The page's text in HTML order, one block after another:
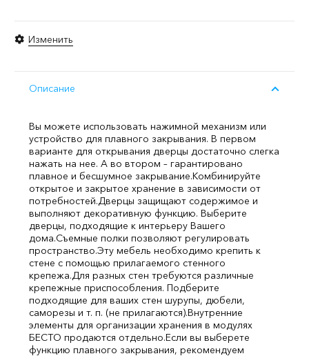
Изменить
Описание
Вы можете использовать нажимной механизм или
устройство для плавного закрывания. В первом
варианте для открывания дверцы достаточно слегка
нажать на нее. А во втором – гарантировано
плавное и бесшумное закрывание.Комбинируйте
открытое и закрытое хранение в зависимости от
потребностей.Дверцы защищают содержимое и
выполняют декоративную функцию. Выберите
дверцы, подходящие к интерьеру Вашего
дома.Съемные полки позволяют регулировать
пространство.Эту мебель необходимо крепить к
стене с помощью прилагаемого стенного
крепежа.Для разных стен требуются различные
крепежные приспособления. Подберите
подходящие для ваших стен шурупы, дюбели,
саморезы и т. п. (не прилагаются).Внутренние
элементы для организации хранения в модулях
БЕСТО продаются отдельно.Если вы выберете
функцию плавного закрывания, рекомендуем